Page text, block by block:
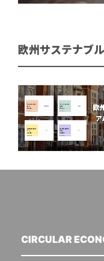
欧州サステナブ
CIRCULAR